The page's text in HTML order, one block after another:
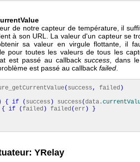
de notre capteur de température, il
à son URL. La valeur d'un capteur se
sa valeur en virgule flottante, il
pour toutes les valeurs de tous les
est passé au callbacksuccess , dans
est passé au callback failed
( success, failed )
{ if ( success ) success (data.
{ if ( failed ) failed (err )
}
YRelay